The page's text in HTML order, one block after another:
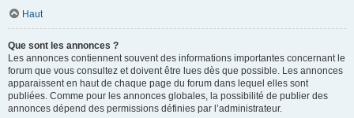
Haut
Que sont les annonces ?
Les annonces contiennent souvent des informations importantes concernant le
forum que vous consultez et doivent être lues dès que possible. Les annonces
apparaissent en haut de chaque page du forum dans lequel elles sont
publiées. Comme pour les annonces globales, la possibilité de publier des
annonces dépend des permissions définies par l’administrateur.